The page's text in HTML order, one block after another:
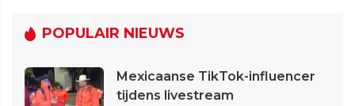
POPULAIR NIEUWS
Mexicaanse TikTok-influencer
tijdens livestream